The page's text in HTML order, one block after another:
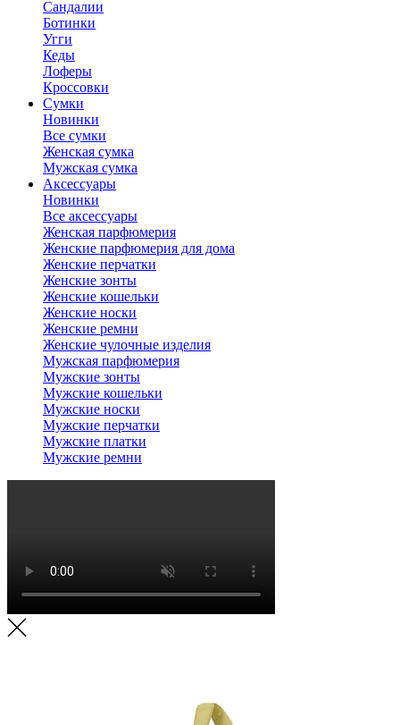
Сандалии
Ботинки
Угги
Кеды
Лоферы
Кроссовки
Сумки
Новинки
Все сумки
Женская сумка
Мужская сумка
Аксессуары
Новинки
Все аксессуары
Женская парфюмерия
Женские парфюмерия для дома
Женские перчатки
Женские зонты
Женские кошельки
Женские носки
Женские ремни
Женские чулочные изделия
Мужская парфюмерия
Мужские зонты
Мужские кошельки
Мужские носки
Мужские перчатки
Мужские платки
Мужские ремни